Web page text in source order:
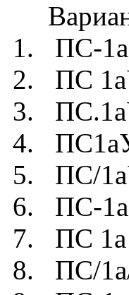
1. ПС-
2. ПС
3.
4.
5. ПС/
6. ПС-
7. ПС
8. ПС/